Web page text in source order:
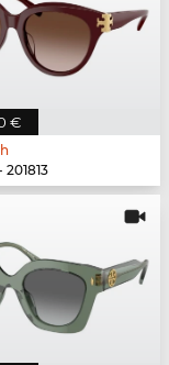
€
201813